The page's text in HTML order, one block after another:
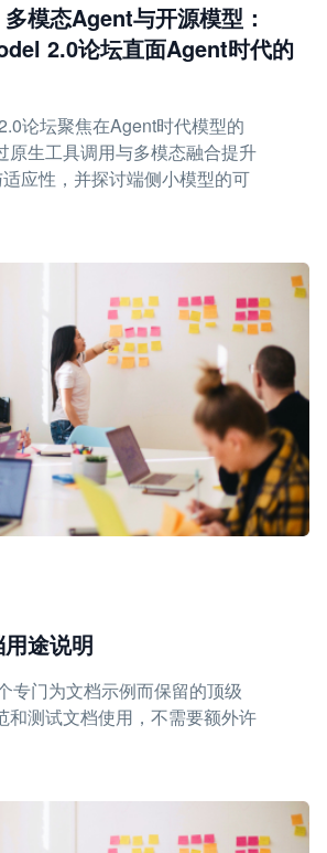
模态Agent与开源模型：
2.0论坛直面Agent时代的
论坛聚焦在Agent时代模型的
原生工具调用与多模态融合提升
应性，并探讨端侧小模型的可
途说明
专门为文档示例而保留的顶级
和测试文档使用，不需要额外许